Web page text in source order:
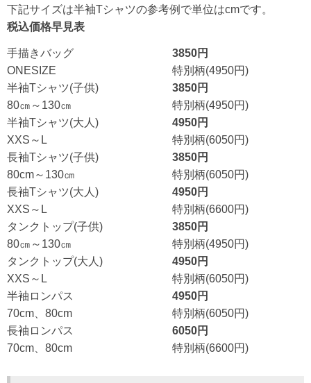
下記サイズは半袖Tシャツの参考例で単位はcmです。
税込価格早見表
手描きバッグ
ONESIZE
3850円
特別柄(4950円)
半袖Tシャツ(子供)
80㎝～130㎝
3850円
特別柄(4950円)
半袖Tシャツ(大人)
XXS～L
4950円
特別柄(6050円)
長袖Tシャツ(子供)
80cm～130㎝
3850円
特別柄(6050円)
長袖Tシャツ(大人)
XXS～L
4950円
特別柄(6600円)
タンクトップ(子供)
80㎝～130㎝
3850円
特別柄(4950円)
タンクトップ(大人)
XXS～L
4950円
特別柄(6050円)
半袖ロンパス
70cm、80cm
4950円
特別柄(6050円)
長袖ロンパス
70cm、80cm
6050円
特別柄(6600円)